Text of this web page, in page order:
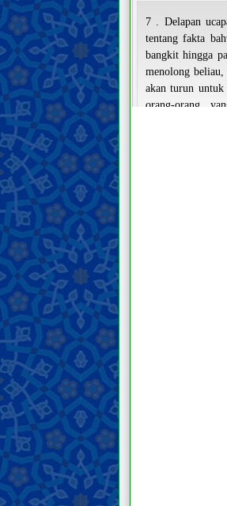
7 . Delapan
tentang fakta
bangkit hingga
menolong
akan turun
orang-orang